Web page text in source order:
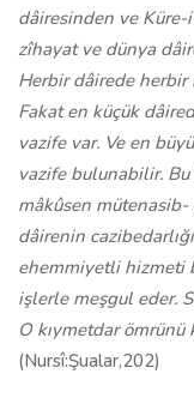
dâiresinden ve
zîhayat ve dünya
Herbir dâirede
Fakat en küçük
vazife var. Ve en
vazife bulunabilir.
mâkûsen
dâirenin
ehemmiyetli hizmeti
işlerle meşgul eder.
O kıymetdar
(Nursî:Şualar,202)